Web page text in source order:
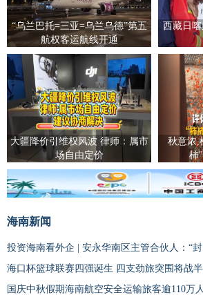
“乌兰巴托=三亚=乌兰乌德”第五
航权客运航线开通
西藏日
大疆降价引维权风波 律师：属市
场自由定价
秋意浓,
柿
海南新闻
海口杯篮球联赛四强诞生 四支劲旅突围将战
国庆中秋假期海南航空安全运输旅客逾110万